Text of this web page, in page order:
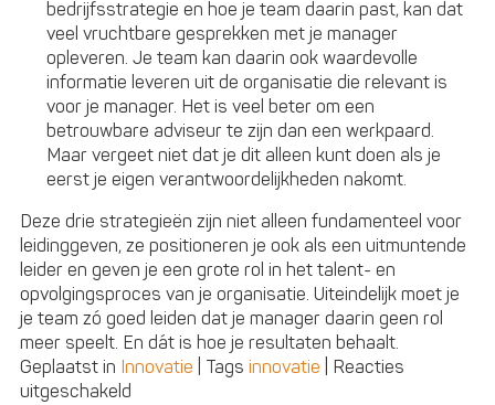
bedrijfsstrategie en hoe je team daarin past, kan dat
veel vruchtbare gesprekken met je manager
opleveren. Je team kan daarin ook waardevolle
informatie leveren uit de organisatie die relevant is
voor je manager. Het is veel beter om een
betrouwbare adviseur te zijn dan een werkpaard.
Maar vergeet niet dat je dit alleen kunt doen als je
eerst je eigen verantwoordelijkheden nakomt.
Deze drie strategieën zijn niet alleen fundamenteel voor
leidinggeven, ze positioneren je ook als een uitmuntende
leider en geven je een grote rol in het talent- en
opvolgingsproces van je organisatie. Uiteindelijk moet je
je team zó goed leiden dat je manager daarin geen rol
meer speelt. En dát is hoe je resultaten behaalt.
Geplaatst in Innovatie Tags innovatie
Reacties
uitgeschakeld